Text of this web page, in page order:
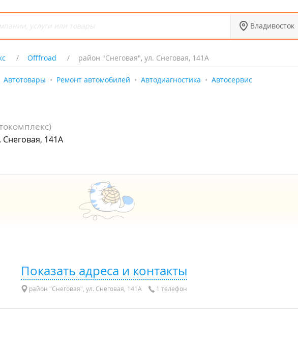
Владивосток
Offfroad район "Снеговая", ул. Снеговая, 141А
Автотовары Ремонт автомобилей Автодиагностика Автосервис
141А
Показать адреса и контакты
район "Снеговая", ул. Снеговая, 141А 1 телефон